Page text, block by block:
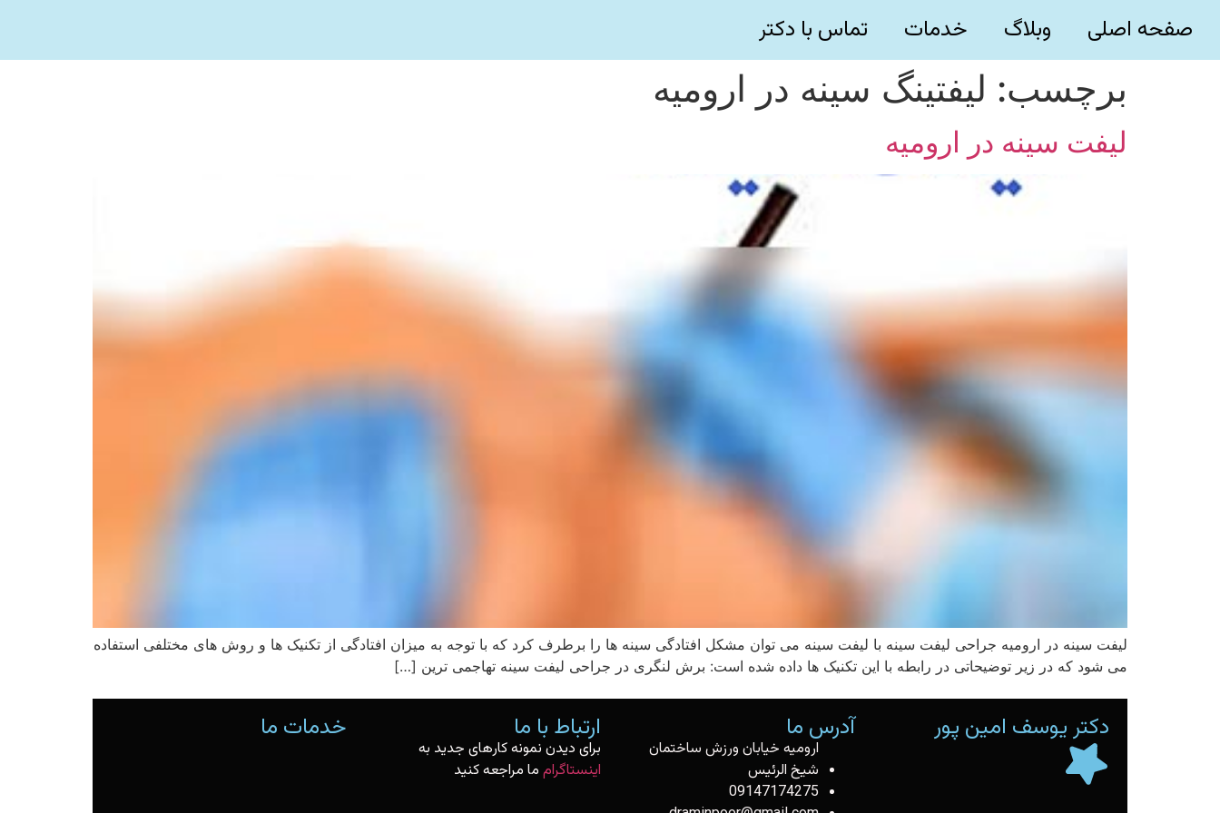
صفحه اصلی وبلاگ خدمات تماس با دکتر
برچسب: لیفتینگ سینه در ارومیه
لیفت سینه در ارومیه
لیفت سینه در ارومیه جراحی لیفت سینه با لیفت سینه می توان مشکل افتادگی سینه ها را برطرف کرد که با توجه به میزان افتادگی از تکنیک ها و روش های مختلفی استفاده
می شود که در زیر توضیحاتی در رابطه با این تکنیک ها داده شده است: برش لنگری در جراحی لیفت سینه تهاجمی ترین […]
دکتر یوسف امین پور آدرس ما
ارومیه خیابان ورزش ساختمان
شیخ الرئیس
09147174275
ارتباط با ما
برای دیدن نمونه کارهای جدید به
اینستاگرام ما مراجعه کنید
خدمات ما